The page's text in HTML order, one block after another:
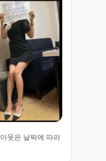
웃은 날짜에 따라